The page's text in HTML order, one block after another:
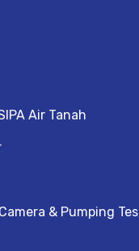
Air Tanah
& Pumping Tes